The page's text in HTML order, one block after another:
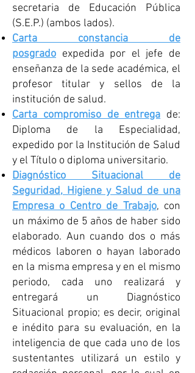
secretaria de Educación Pública
(S.E.P.) (ambos lados).
Carta constancia de
posgrado expedida por el jefe de
enseñanza de la sede académica, el
profesor titular y sellos de la
institución de salud.
Carta compromiso de entrega de:
Diploma de la Especialidad,
expedido por la Institución de Salud
y el Título o diploma universitario.
Diagnóstico Situacional de
Seguridad, Higiene y Salud de una
Empresa o Centro de Trabajo, con
un máximo de 5 años de haber sido
elaborado. Aun cuando dos o más
médicos laboren o hayan laborado
en la misma empresa y en el mismo
periodo, cada uno realizará y
entregará un Diagnóstico
Situacional propio; es decir, original
e inédito para su evaluación, en la
inteligencia de que cada uno de los
sustentantes utilizará un estilo y